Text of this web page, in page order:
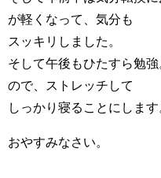
が軽くなって、気分も
スッキリしました。
そして午後もひたすら勉
ので、ストレッチして
しっかり寝ることにします
おやすみなさい。